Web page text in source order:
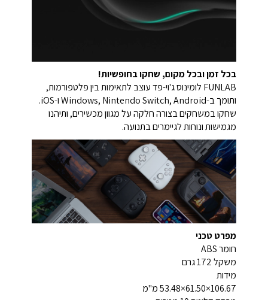
בכל זמן ובכל מקום, שחקו בחופשיות!
FUNLAB לומינוס ג'וי-פד עוצב לתאימות בין פלטפורמות,
ותומך ב-Windows, Nintendo Switch, Android ו-iOS.
שחקו במשחקים בצורה חלקה על מגוון מכשירים, ותיהנו
מגמישות ונוחות לגיימרים בתנועה.
מפרט טכני
חומר ABS
משקל 172 גרם
מידות
106.67×61.50×53.48 מ"מ